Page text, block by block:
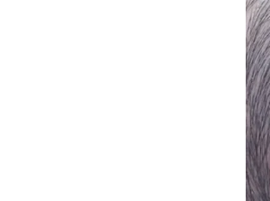
BỘ DỤNG CỤ NỐI MI
(FAN TAY) TẶNG
MI VOLUME (FAN
1.991.000đ